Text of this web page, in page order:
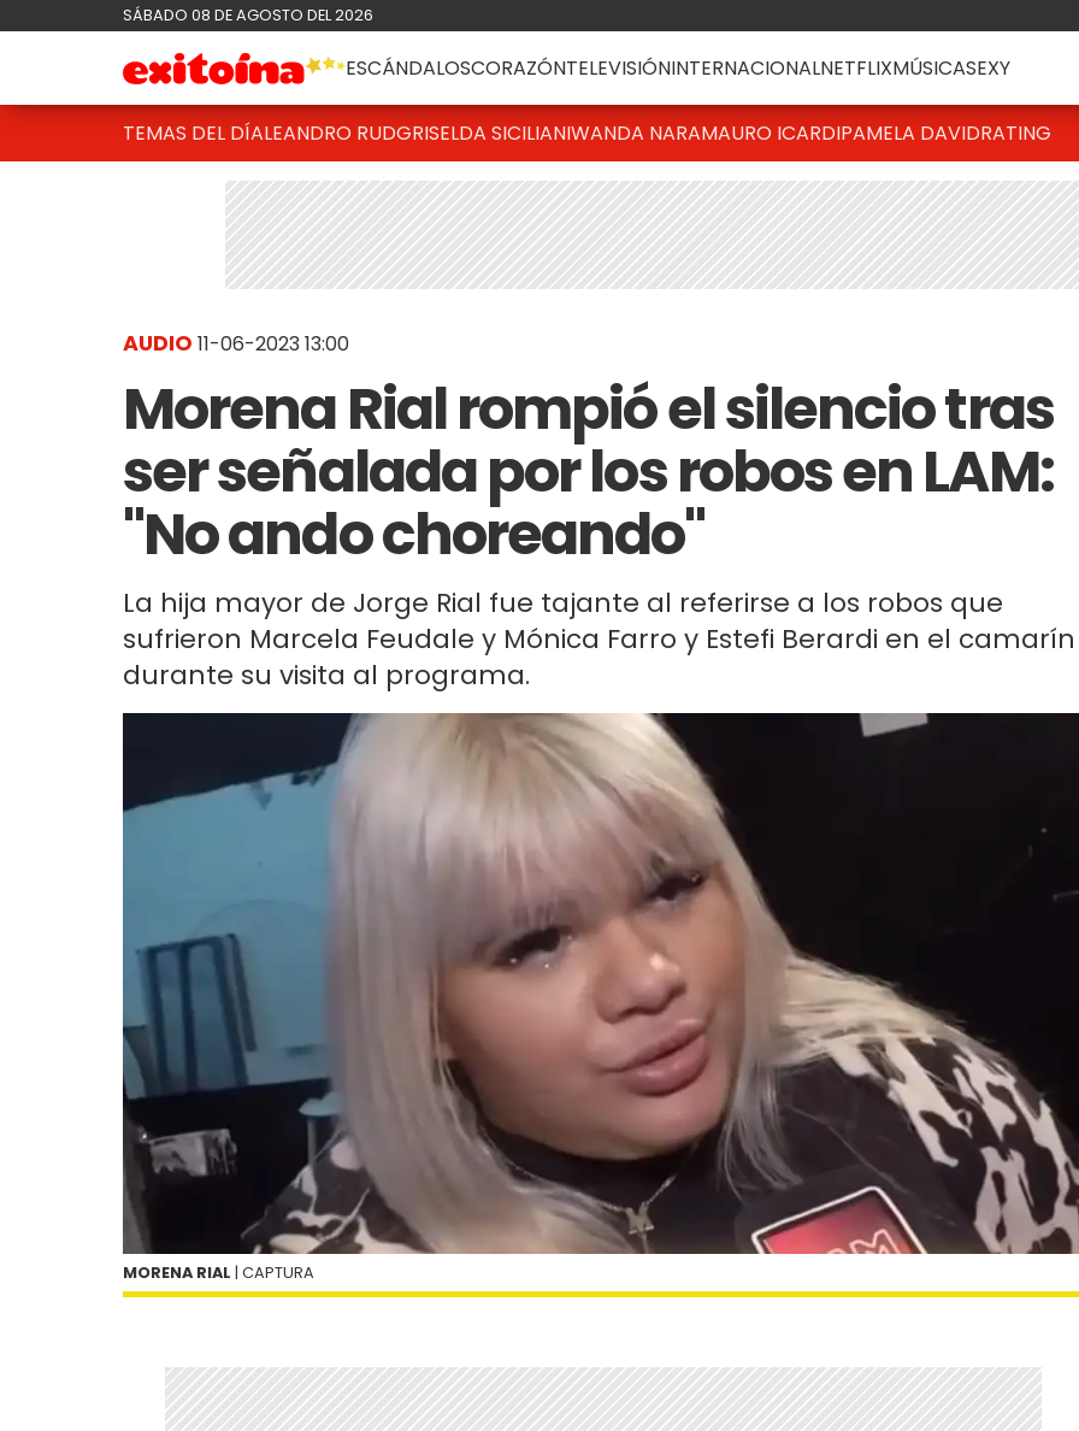
SÁBADO 08 DE AGOSTO DEL 2026
ESCÁNDALOSCORAZÓNTELEVISIÓNINTERNACIONALNETFLIXMÚSICASEXY
TEMAS DEL DÍALEANDRO RUDGRISELDA SICILIANIWANDA NARAMAURO ICARDIPAMELA DAVIDRATING
AUDIO 11-06-2023 13:00
Morena Rial rompió el silencio tras
ser señalada por los robos en LAM:
"No ando choreando"
La hija mayor de Jorge Rial fue tajante al referirse a los robos que
sufrieron Marcela Feudale y Mónica Farro y Estefi Berardi en el camarín
durante su visita al programa.
MORENA RIAL | CAPTURA